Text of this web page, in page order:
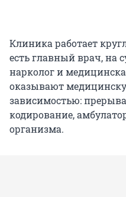
Клиника работает
есть главный врач, на
нарколог и
оказывают
зависимостью:
кодирование,
организма.